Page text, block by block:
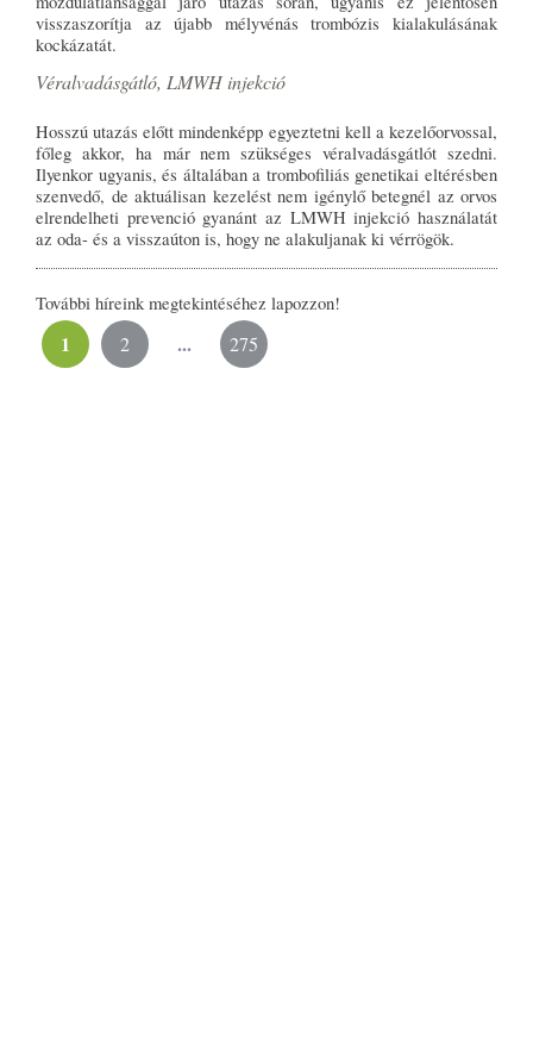
visszaszorítja az újabb mélyvénás trombózis kialakulásának
kockázatát.
Véralvadásgátló, LMWH injekció
Hosszú utazás előtt mindenképp egyeztetni kell a kezelőorvossal,
főleg akkor, ha már nem szükséges véralvadásgátlót szedni.
Ilyenkor ugyanis, és általában a trombofiliás genetikai eltérésben
szenvedő, de aktuálisan kezelést nem igénylő betegnél az orvos
elrendelheti prevenció gyanánt az LMWH injekció használatát
az oda- és a visszaúton is, hogy ne alakuljanak ki vérrögök.
További híreink megtekintéséhez lapozzon!
1 2 ... 275